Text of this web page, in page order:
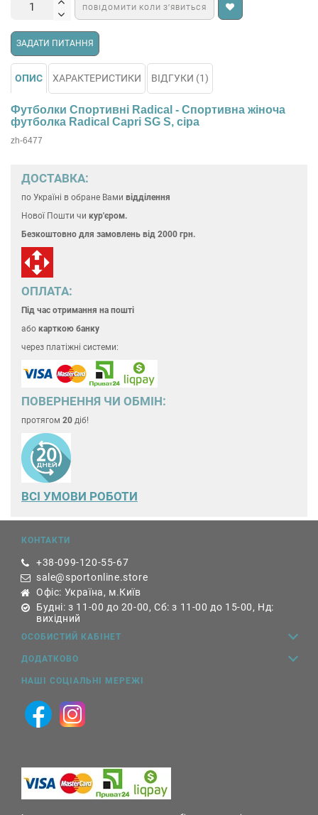
ПОВІДОМИТИ КОЛИ З’ЯВИТЬСЯ
ЗАДАТИ ПИТАННЯ
ОПИС ХАРАКТЕРИСТИКИ ВІДГУКИ (1)
Футболки Спортивні Radical - Спортивна жіноча
футболка Radical Capri SG S, сіра
zh-6477
ДОСТАВКА:
по Україні в обране Вами відділення
Нової Пошти чи кур'єром.
Безкоштовно для замовлень від 2000 грн.
ОПЛАТА:
Під час отримання на пошті
або карткою банку
через платіжні системи:
ПОВЕРНЕННЯ ЧИ ОБМІН:
протягом 20 діб!
ВСІ УМОВИ РОБОТИ
КОНТАКТИ
+38-099-120-55-67
sale@sportonline.store
Офіс: Україна, м.Київ
Будні: з 11-00 до 20-00, Сб: з 11-00 до 15-00, Нд:
вихідний
ОСОБИСТИЙ КАБІНЕТ
ДОДАТКОВО
НАШІ СОЦІАЛЬНІ МЕРЕЖІ